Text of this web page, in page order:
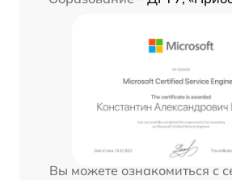
Вы можете ознакомиться с